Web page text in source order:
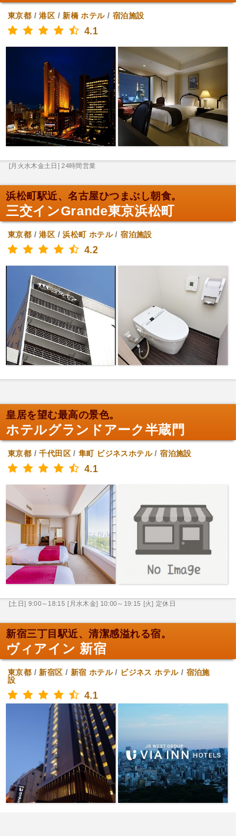
東京都 /港区 /新橋 ホテル/ 宿泊施設
4.1
[月火水木金土日] 24時間営業
浜松町駅近、名古屋ひつまぶし朝食。
三交インGrande東京浜松町
東京都 /港区 /浜松町 ホテル/宿泊施設
4.2
皇居を望む最高の景色。
ホテルグランドアーク半蔵門
東京都 /千代田区/隼町 ビジネスホテル/宿泊施設
4.1
[土日] 9:00～18:15 [月水木金] 10:00～19:15 [火] 定休日
新宿三丁目駅近、清潔感溢れる宿。
ヴィアイン 新宿
東京都 /新宿区 / 新宿 ホテル/ ビジネス ホテル/ 宿泊施
設
4.1